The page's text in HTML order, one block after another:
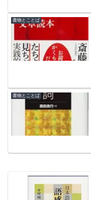
書物とことば
書物とことば